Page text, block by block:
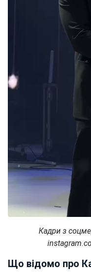
Кадри з
Що відомо про